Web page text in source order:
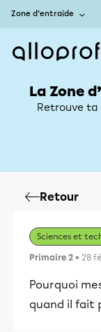
Zone d’entraide
La Zone
Retrouve ta
Retour
Sciences et
Primaire 2 • 28
Pourquoi
quand il fait